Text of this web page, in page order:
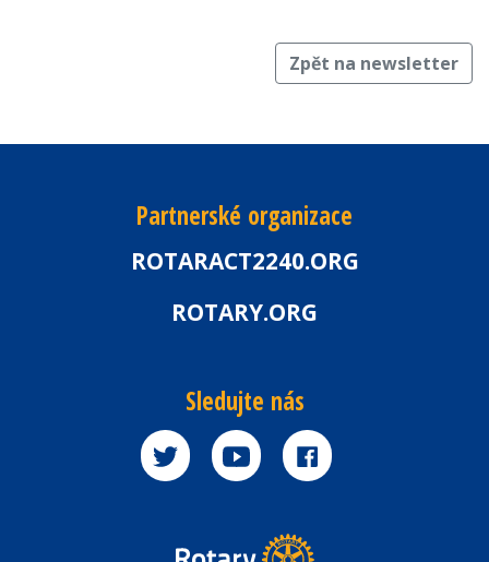
Zpět na newsletter
Partnerské organizace
ROTARACT2240.ORG
ROTARY.ORG
Sledujte nás